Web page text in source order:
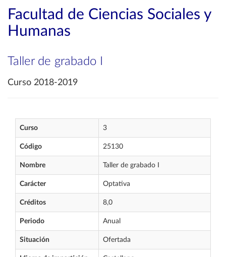
Facultad de Ciencias Sociales y
Humanas
Taller de grabado I
Curso 2018-2019
Curso 3
Código 25130
Nombre Taller de grabado I
Carácter Optativa
Créditos 8,0
Periodo Anual
Situación Ofertada